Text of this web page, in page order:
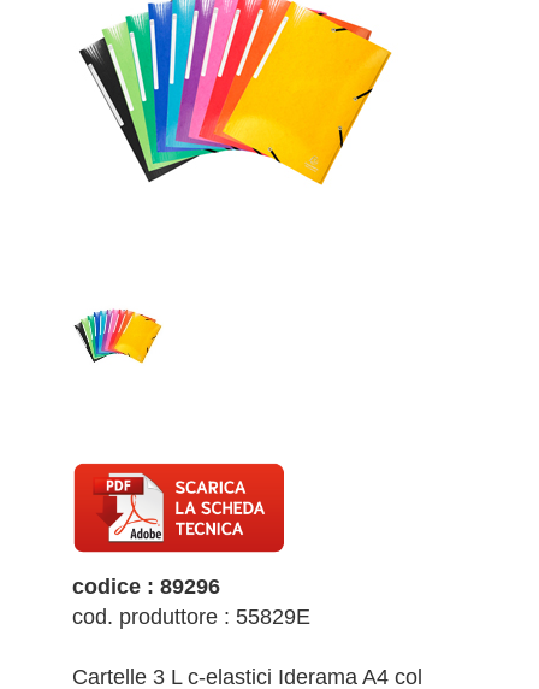
codice : 89296
cod. produttore : 55829E
Cartelle 3 L c-elastici Iderama A4 col